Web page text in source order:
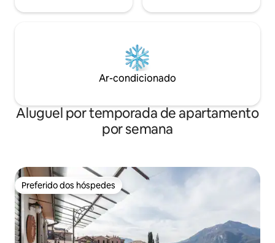
Ar-condicionado
Aluguel por temporada de apartamento
por semana
Preferido dos hóspedes
Preferido dos hóspedes